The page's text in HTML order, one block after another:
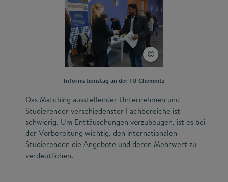
Informationstag an der TU Chemnitz
Das Matching ausstellender Unternehmen und
Studierender verschiedenster Fachbereiche ist
schwierig. Um Enttäuschungen vorzubeugen, ist es bei
der Vorbereitung wichtig, den internationalen
Studierenden die Angebote und deren Mehrwert zu
verdeutlichen.